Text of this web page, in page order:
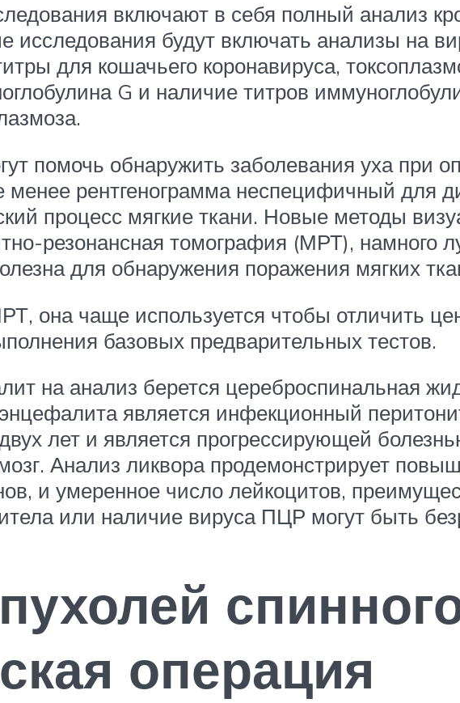
включают в себя полный анализ
исследования будут включать анализы на
для кошачьего коронавируса,
G и наличие титров
помочь обнаружить заболевания уха при
рентгенограмма неспецифичный для
процесс мягкие ткани. Новые методы
резонансная томография (МРТ), намного
для обнаружения поражения мягких
она чаще используется чтобы отличить
базовых предварительных тестов.
на анализ берется цереброспинальная
является инфекционный
лет и является прогрессирующей
Анализ ликвора продемонстрирует
и умеренное число лейкоцитов,
или наличие вируса ПЦР могут быть
операция